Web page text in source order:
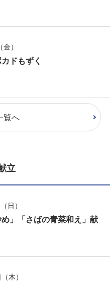
）
ドもずく
覧へ
立
日）
め」「さばの青菜和え」献
木）